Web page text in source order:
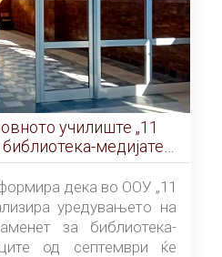
училиште „11
медијатека
дека во ООУ „11
уредувањето на
за библиотека-
од септември ќе